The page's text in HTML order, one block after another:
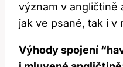
význam v angličtině
jak ⁤ve psané, tak i ⁢v
Výhody spojení